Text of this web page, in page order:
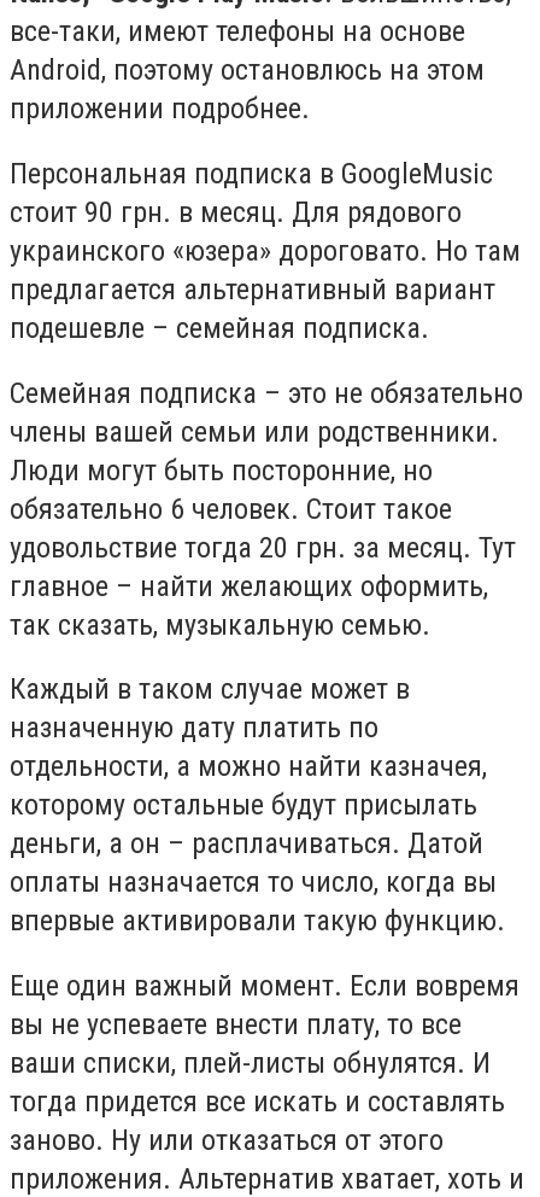
все-таки, имеют телефоны на основе
Android, поэтому остановлюсь на этом
приложении подробнее.
Персональная подписка в GoogleMusic
стоит 90 грн. в месяц. Для рядового
украинского «юзера» дороговато. Но там
предлагается альтернативный вариант
подешевле – семейная подписка.
Семейная подписка – это не обязательно
члены вашей семьи или родственники.
Люди могут быть посторонние, но
обязательно 6 человек. Стоит такое
удовольствие тогда 20 грн. за месяц. Тут
главное – найти желающих оформить,
так сказать, музыкальную семью.
Каждый в таком случае может в
назначенную дату платить по
отдельности, а можно найти казначея,
которому остальные будут присылать
деньги, а он – расплачиваться. Датой
оплаты назначается то число, когда вы
впервые активировали такую функцию.
Еще один важный момент. Если вовремя
вы не успеваете внести плату, то все
ваши списки, плей-листы обнулятся. И
тогда придется все искать и составлять
заново. Ну или отказаться от этого
приложения. Альтернатив хватает, хоть и